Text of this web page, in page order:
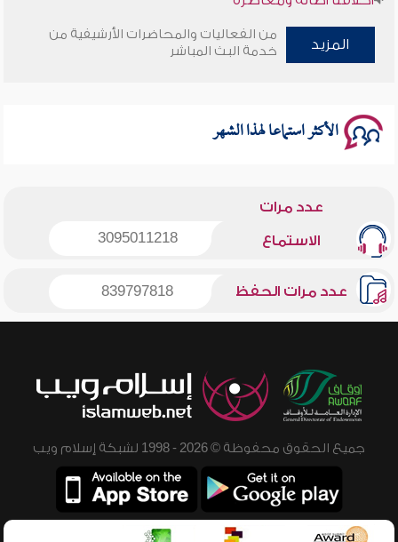
وأمنهم من خوف 9
المزيد
من الفعاليات والمحاضرات الأرشيفية من
خدمة البث المباشر
الأكثر استماعا لهذا الشهر
عدد مرات
الاستماع 3095011218
عدد مرات الحفظ 839797818
جميع الحقوق محفوظة © 2026 - 1998 لشبكة إسلام ويب